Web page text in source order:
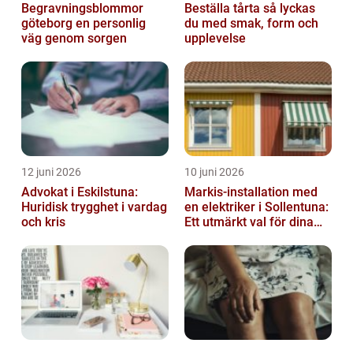
Begravningsblommor
göteborg en personlig
väg genom sorgen
Beställa tårta så lyckas
du med smak, form och
upplevelse
12 juni 2026
Advokat i Eskilstuna:
Huridisk trygghet i vardag
och kris
10 juni 2026
Markis-installation med
en elektriker i Sollentuna:
Ett utmärkt val för dina